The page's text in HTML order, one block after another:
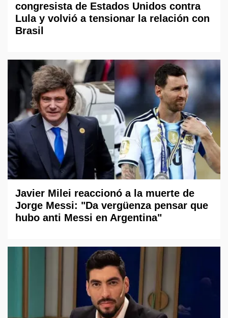
congresista de Estados Unidos contra
Lula y volvió a tensionar la relación con
Brasil
Javier Milei reaccionó a la muerte de
Jorge Messi: "Da vergüenza pensar que
hubo anti Messi en Argentina"